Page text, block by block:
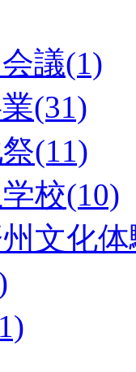
議(1)
(31)
(11)
校(10)
文化